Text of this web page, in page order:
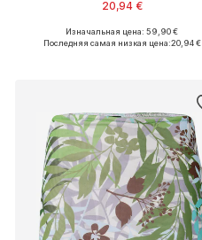
20,94 €
Доступные размеры: 34, 36, 38
Изначальная цена: 59,90 €
Последняя самая низкая цена:20,94 €